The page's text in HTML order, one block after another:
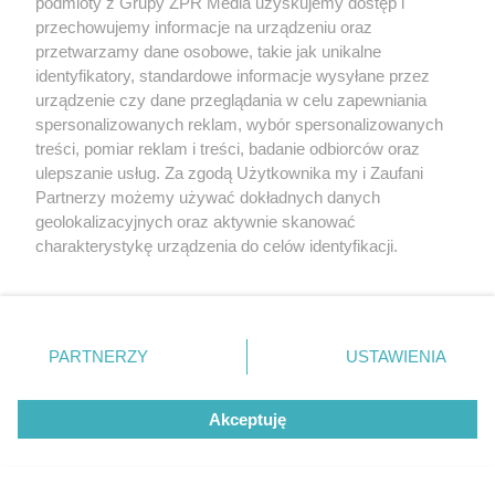
kobiety
DOMOWE TRIKI
domu
przechowujemy informacje na urządzeniu oraz
przetwarzamy dane osobowe, takie jak unikalne
identyfikatory, standardowe informacje wysyłane przez
urządzenie czy dane przeglądania w celu zapewniania
spersonalizowanych reklam, wybór spersonalizowanych
treści, pomiar reklam i treści, badanie odbiorców oraz
ulepszanie usług. Za zgodą Użytkownika my i Zaufani
Partnerzy możemy używać dokładnych danych
geolokalizacyjnych oraz aktywnie skanować
charakterystykę urządzenia do celów identyfikacji.
zmienić/wycofać klikając przycisk ustawień prywatności
znajdujący się w lewym dolnym rogu strony
rodzaje przetwarzania danych nie wymagają zgody
użytkownika, ale masz prawo sprzeciwić się takiemu
przetwarzaniu. Preferencje będą miały zastosowanie tylko
PARTNERZY USTAWIENIA
Akceptuję